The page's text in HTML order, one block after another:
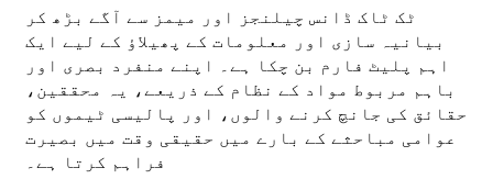
ٹک ٹاک ڈانس چیلنجز اور میمز سے آگے بڑھ کر
بیانیہ سازی اور معلومات کے پھیلاؤ کے لیے ایک
اہم پلیٹ فارم بن چکا ہے۔ اپنے منفرد بصری اور
باہم مربوط مواد کے نظام کے ذریعے، یہ محققین،
حقائق کی جانچ کرنے والوں، اور پالیسی ٹیموں کو
عوامی مباحثے کے بارے میں حقیقی وقت میں بصیرت
فراہم کرتا ہے۔